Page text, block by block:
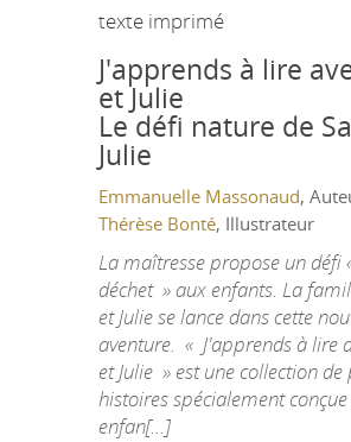
texte imprimé
J'apprends à lire
et Julie
Le défi nature de
Julie
Emmanuelle Massonaud,
Thérèse Bonté, Illustrateur
La maîtresse propose un défi
déchet » aux enfants. La
et Julie se lance dans cette
aventure. « J'apprends à lire
et Julie » est une collection de
histoires spécialement
enfan[...]